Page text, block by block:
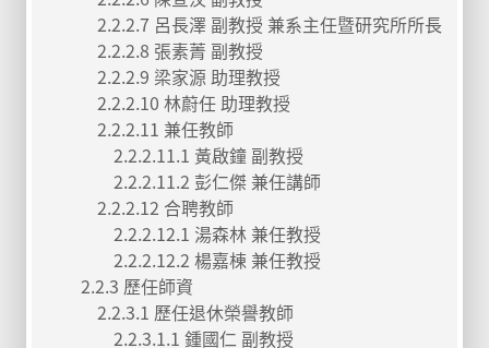
2.2.2.7 呂長澤 副教授 兼系主任暨研究所所長
2.2.2.8 張素菁 副教授
2.2.2.9 梁家源 助理教授
2.2.2.10 林蔚任 助理教授
2.2.2.11 兼任教師
2.2.2.11.1 黃啟鐘 副教授
2.2.2.11.2 彭仁傑 兼任講師
2.2.2.12 合聘教師
2.2.2.12.1 湯森林 兼任教授
2.2.2.12.2 楊嘉棟 兼任教授
2.2.3 歷任師資
2.2.3.1 歷任退休榮譽教師
2.2.3.1.1 鍾國仁 副教授